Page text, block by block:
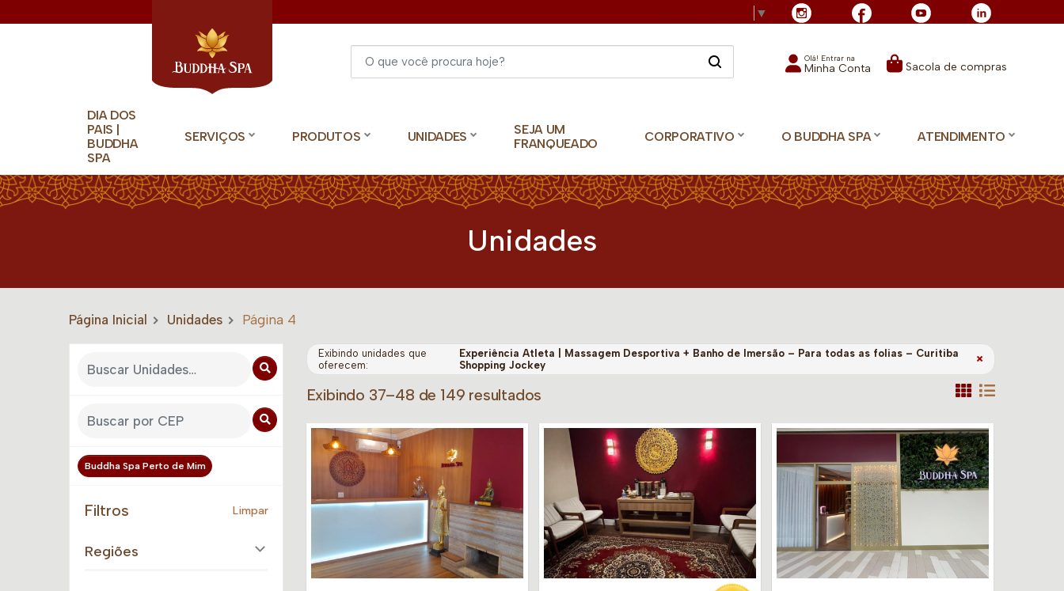
▼
Olá! Entrar na
Minha Conta Sacola de compras
DIA DOS
PAIS |
BUDDHA
SPA
SERVIÇOS PRODUTOS UNIDADES
SEJA UM
FRANQUEADO
CORPORATIVO O BUDDHA SPA ATENDIMENTO
Unidades
Página Inicial Unidades Página 4
Buddha Spa Perto de Mim
Filtros Limpar
Regiões
Exibindo unidades que
oferecem:
Experiência Atleta | Massagem Desportiva + Banho de Imersão – Para todas as folias – Curitiba
Shopping Jockey
×
Exibindo 37–48 de 149 resultados